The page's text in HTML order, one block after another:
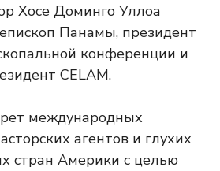
Хосе Доминго Уллоа
Панамы, президент
конференции и
CELAM.
международных
агентов и глухих
стран Америки с целью